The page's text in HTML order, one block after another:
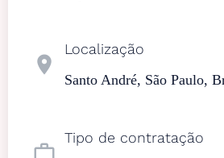
location_on
Localização
Santo André, São Paulo,
work_outline
Tipo de contratação